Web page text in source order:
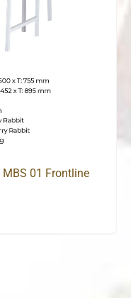
01 Frontline